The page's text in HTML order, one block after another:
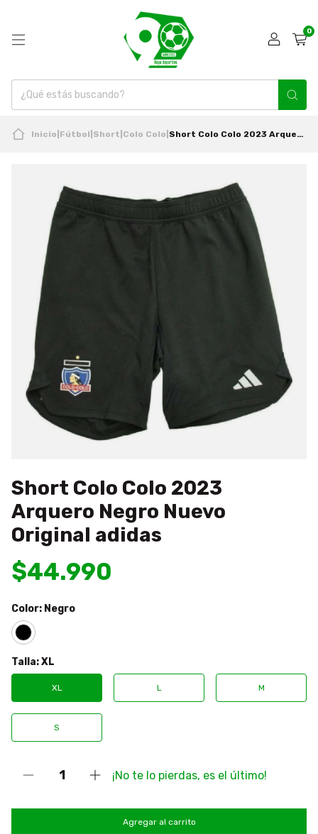
0
Inicio Fútbol Short Colo Colo Short Colo Colo 2023 Arquero Negro Nuevo Original adidas
Short Colo Colo 2023
Arquero Negro Nuevo
Original adidas
$44.990
Color: Negro
Talla:XL
XL L M
S
¡No te lo pierdas, es el último!